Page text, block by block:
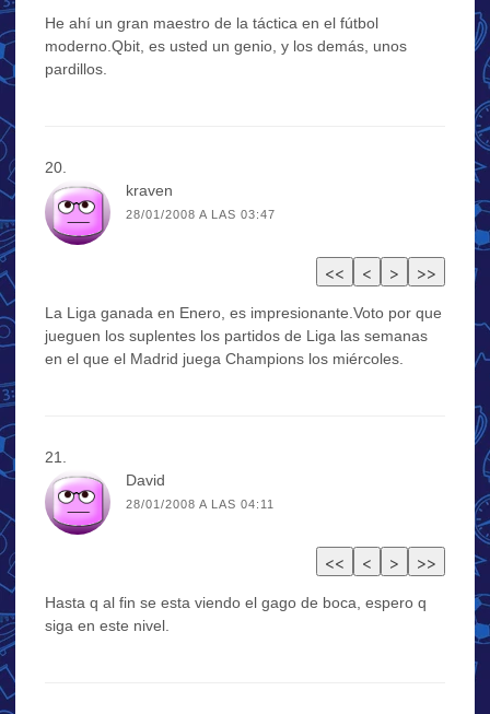
He ahí un gran maestro de la táctica en el fútbol
moderno.Qbit, es usted un genio, y los demás, unos
pardillos.
kraven
28/01/2008 A LAS 03:47
La Liga ganada en Enero, es impresionante.Voto por que
jueguen los suplentes los partidos de Liga las semanas
en el que el Madrid juega Champions los miércoles.
David
28/01/2008 A LAS 04:11
Hasta q al fin se esta viendo el gago de boca, espero q
siga en este nivel.